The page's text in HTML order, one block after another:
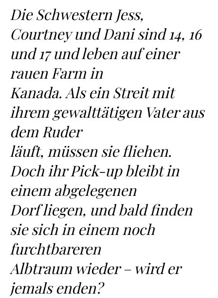
Die Schwestern Jess,
Courtney und Dani sind 14, 16
und 17 und leben auf einer
rauen Farm in
Kanada. Als ein Streit mit
ihrem gewalttätigen Vater aus
dem Ruder
läuft, müssen sie fliehen.
Doch ihr Pick-up bleibt in
einem abgelegenen
Dorf liegen, und bald finden
sie sich in einem noch
furchtbareren
Albtraum wieder – wird er
jemals enden?